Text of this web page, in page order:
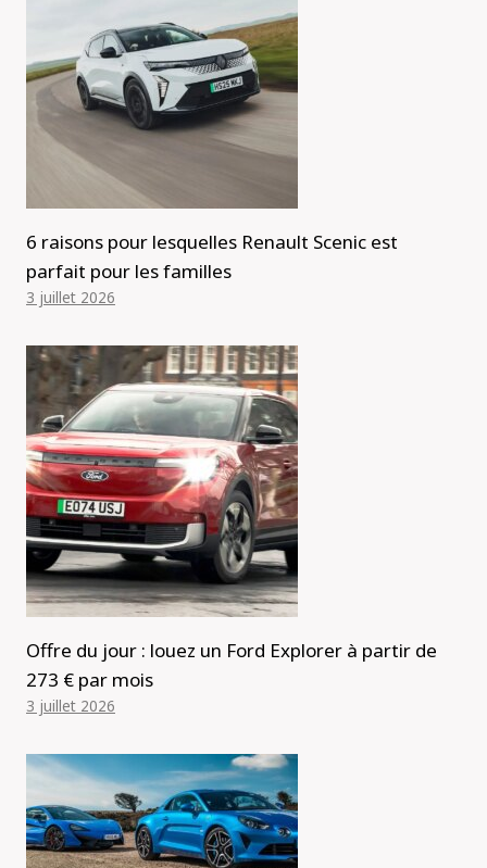
6 raisons pour lesquelles Renault Scenic est
parfait pour les familles
3 juillet 2026
Offre du jour : louez un Ford Explorer à partir de
273 € par mois
3 juillet 2026